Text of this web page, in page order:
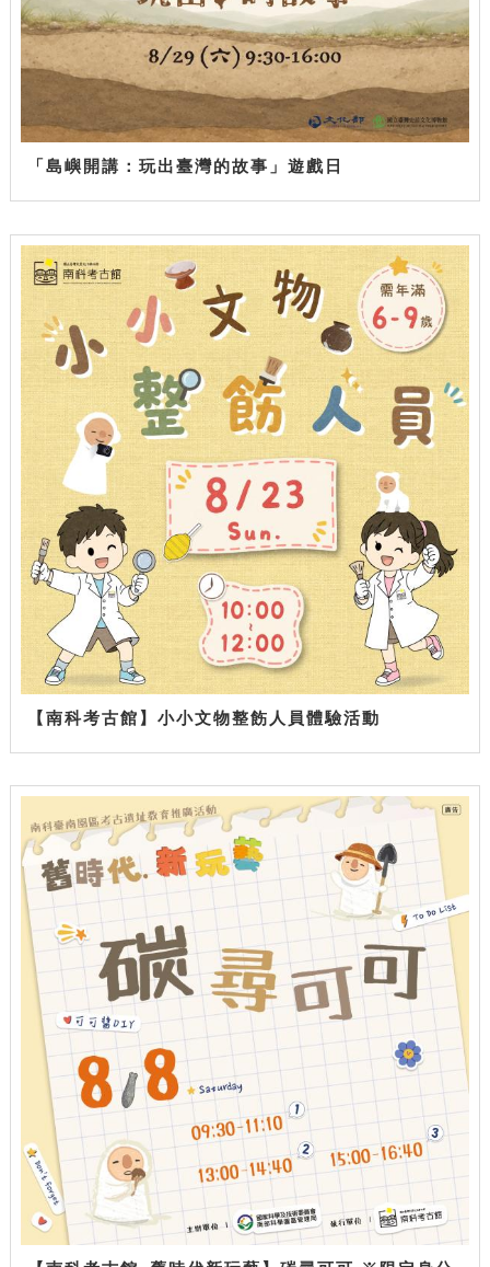
「島嶼開講：玩出臺灣的故事」遊戲日
【南科考古館】小小文物整飭人員體驗活動